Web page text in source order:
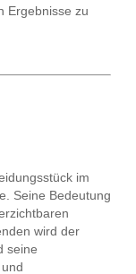
Ergebnisse zu
im
Seine Bedeutung
wird der
seine